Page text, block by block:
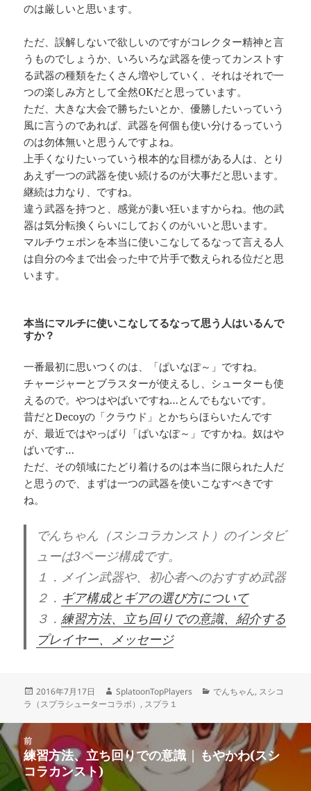
のは厳しいと思います。
ただ、誤解しないで欲しいのですがコレクター精神と言
うものでしょうか、いろいろな武器を使ってカンストす
る武器の種類をたくさん増やしていく、それはそれで一
つの楽しみ方として全然OKだと思っています。
ただ、大きな大会で勝ちたいとか、優勝したいっていう
風に言うのであれば、武器を何個も使い分けるっていう
のは勿体無いと思うんですよね。
上手くなりたいっていう根本的な目標がある人は、とり
あえず一つの武器を使い続けるのが大事だと思います。
継続は力なり、ですね。
違う武器を持つと、感覚が凄い狂いますからね。他の武
器は気分転換くらいにしておくのがいいと思います。
マルチウェポンを本当に使いこなしてるなって言える人
は自分の今まで出会った中で片手で数えられる位だと思
います。
本当にマルチに使いこなしてるなって思う人はいるんで
すか？
一番最初に思いつくのは、「ぱいなぽ～」ですね。
チャージャーとブラスターが使えるし、シューターも使
えるので。やつはやばいですね…とんでもないです。
昔だとDecoyの「クラウド」とかちらほらいたんです
が、最近ではやっぱり「ぱいなぽ～」ですかね。奴はや
ばいです…
ただ、その領域にたどり着けるのは本当に限られた人だ
と思うので、まずは一つの武器を使いこなすべきです
ね。
でんちゃん（スシコラカンスト）のインタビ
ューは3ページ構成です。
１．メイン武器や、初心者へのおすすめ武器
２． ギア構成とギアの選び方について
３．練習方法、立ち回りでの意識、紹介する
プレイヤー、メッセージ
投
稿
2016年7月17日
作
成
SplatoonTopPlayers
カ
リ
ー
でんちゃん, スシコ
ラ（スプラシューターコラボ） , スプラ１
投
稿
ナ
ビ
前
前
の
投
練習方法、立ち回りでの意識 | もやかわ(スシ
コラカンスト)